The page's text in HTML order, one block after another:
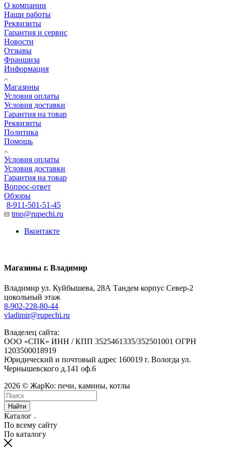
О компании
Наши работы
Реквизиты
Гарантия и сервис
Новости
Отзывы
Франшиза
Информация
Магазины
Условия оплаты
Условия доставки
Гарантия на товар
Реквизиты
Политика
Помощь
Условия оплаты
Условия доставки
Гарантия на товар
Вопрос-ответ
Обзоры
8-911-501-51-45
tmo@rupechi.ru
Вконтакте
Магазины г. Владимир
Владимир ул. Куйбышева, 28А Тандем корпус Север-2
цокольный этаж
8-902-228-80-44
vladimir@rupechi.ru
Владелец сайта:
ООО «СПК» ИНН / КПП 3525461335/352501001 ОГРН
1203500018919
Юридический и почтовый адрес 160019 г. Вологда ул.
Чернышевского д.141 оф.6
2026 © ЖарКо: печи, камины, котлы
Найти
Каталог
По всему сайту
По каталогу